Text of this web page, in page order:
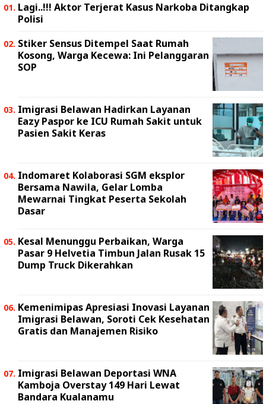
Lagi..!!! Aktor Terjerat Kasus Narkoba Ditangkap
Polisi
Stiker Sensus Ditempel Saat Rumah
Kosong, Warga Kecewa: Ini Pelanggaran
SOP
Imigrasi Belawan Hadirkan Layanan
Eazy Paspor ke ICU Rumah Sakit untuk
Pasien Sakit Keras
Indomaret Kolaborasi SGM eksplor
Bersama Nawila, Gelar Lomba
Mewarnai Tingkat Peserta Sekolah
Dasar
Kesal Menunggu Perbaikan, Warga
Pasar 9 Helvetia Timbun Jalan Rusak 15
Dump Truck Dikerahkan
Kemenimipas Apresiasi Inovasi Layanan
Imigrasi Belawan, Soroti Cek Kesehatan
Gratis dan Manajemen Risiko
Imigrasi Belawan Deportasi WNA
Kamboja Overstay 149 Hari Lewat
Bandara Kualanamu